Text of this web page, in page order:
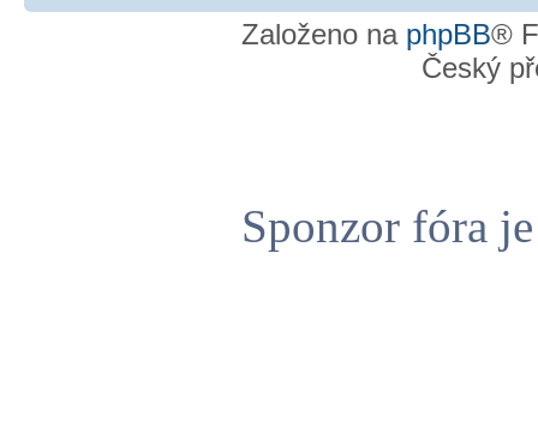
Založeno na phpBB®
Český
Sponzor fóra